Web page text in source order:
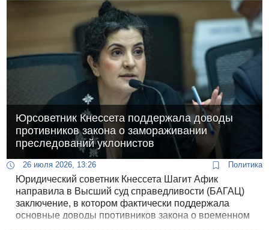
Юрсоветник Кнессета поддержала доводы
противников закона о замораживании
преследований уклонистов
26 июля 2026, 13:26 Политика
Юридический советник Кнессета Шагит Афик
направила в Высший суд справедливости (БАГАЦ)
заключение, в котором фактически поддержала
основные доводы противников закона о временном